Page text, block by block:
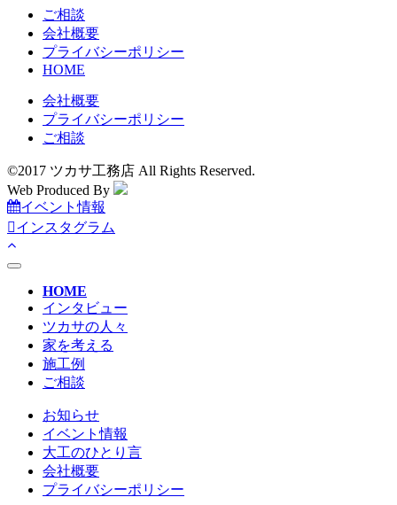
ご相談
会社概要
プライバシーポリシー
HOME
会社概要
プライバシーポリシー
ご相談
©2017 ツカサ工務店 All Rights Reserved.
Web Produced By
イベント情報
インスタグラム
toggle
navigationHOME
インタビュー
ツカサの人々
家を考える
施工例
ご相談
お知らせ
イベント情報
大工のひとり言
会社概要
プライバシーポリシー